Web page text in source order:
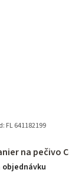
na pečivo
objednávku
FL 641182199